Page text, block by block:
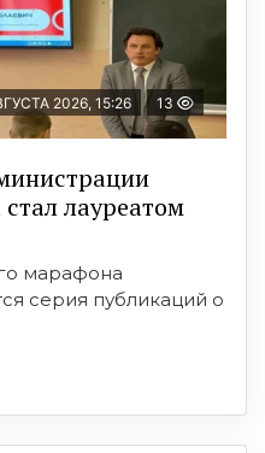
2026, 15:26 13
лауреатом
марафона
серия публикаций о